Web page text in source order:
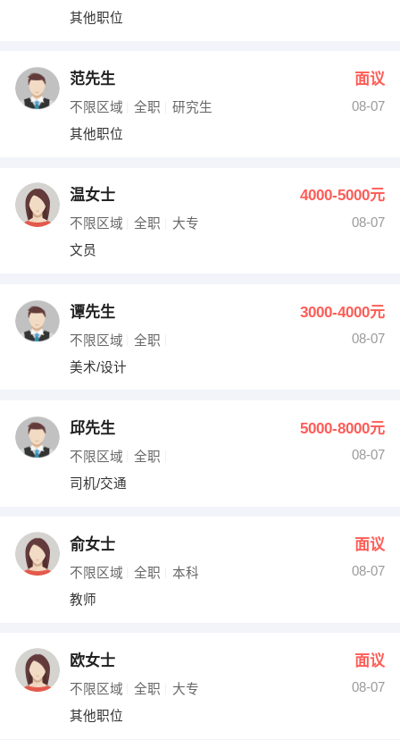
其他职位
范先生 面议
不限区域 全职 研究生
08-07
其他职位
温女士 4000-5000元
不限区域 全职 大专
08-07
文员
谭先生 3000-4000元
不限区域 全职
08-07
美术/设计
邱先生 5000-8000元
不限区域 全职
08-07
司机/交通
俞女士 面议
不限区域 全职 本科
08-07
教师
欧女士 面议
不限区域 全职 大专
08-07
其他职位